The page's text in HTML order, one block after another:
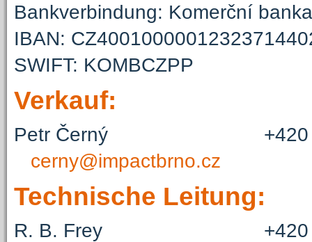
Bankverbindung: Komerční
IBAN:
SWIFT: KOMBCZPP
Verkauf:
Petr Černý +420
cerny@impactbrno.cz
Technische Leitung:
R. B. Frey +420